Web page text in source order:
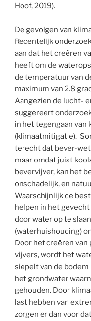
Hoof, 2019).
De gevolgen van
Recentelijk
aan dat het creëren
heeft om de
de temperatuur van
maximum van 2.8
Aangezien de lucht-
suggereert
in het tegengaan van
(klimaatmitigatie).
terecht dat bever-
maar omdat juist
bevervijver, kan het
onschadelijk, en
Waarschijnlijk de
helpen in het
door water op te
(waterhuishouding)
Door het creëren
vijvers, wordt het
siepelt van de
het grondwater
gehouden. Door
last hebben van
zorgen er dan voor